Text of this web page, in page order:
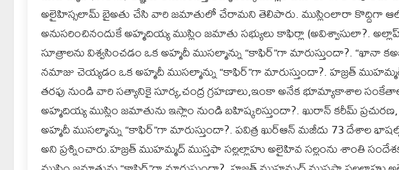
అలైహిస్సలామ్ బైఅతు చేసి వారి జమాతులో చేరామని తెలిపారు. ముస్లింలారా కొద్దిగా
అనుసరించినందుకే అహ్మదియ్య ముస్లిం జమాతు సభ్యులు కాఫిర్లా (అవిశ్వాసులా?.
సూత్రాలను విశ్వసించడం ఒక అహ్మదీ ముసల్మాన్ను “కాఫిర్”గా మారుస్తుందా?. “ఖానా
నమాజు చెయ్యడం ఒక అహ్మదీ ముసల్మాన్ను “కాఫిర్”గా మారుస్తుందా?. హజ్రత్
తరఫు నుండి వారి సత్యానికై సూర్య,చంద్ర గ్రహణాలు,ఇంకా అనేక భూమ్యాకాశాల
అహ్మదియ్య ముస్లిం జమాతును ఇస్లాం నుండి బహిష్కరిస్తుందా?. ఖురాన్ కరీమ్
అహ్మదీ ముసల్మాన్ను “కాఫిర్”గా మారుస్తుందా?. పవిత్ర ఖుర్ఆన్ మజీదు 73 దేశాల
అని ప్రశ్నించారు.హజ్రత్ ముహమ్మద్ ముస్తఫా సల్లల్లాహు అలైహివ సల్లంను శాంతి